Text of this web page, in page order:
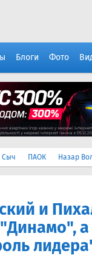
Блоги Фото
Сыч ПАОК Назар
и